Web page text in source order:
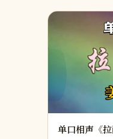
单口相声《